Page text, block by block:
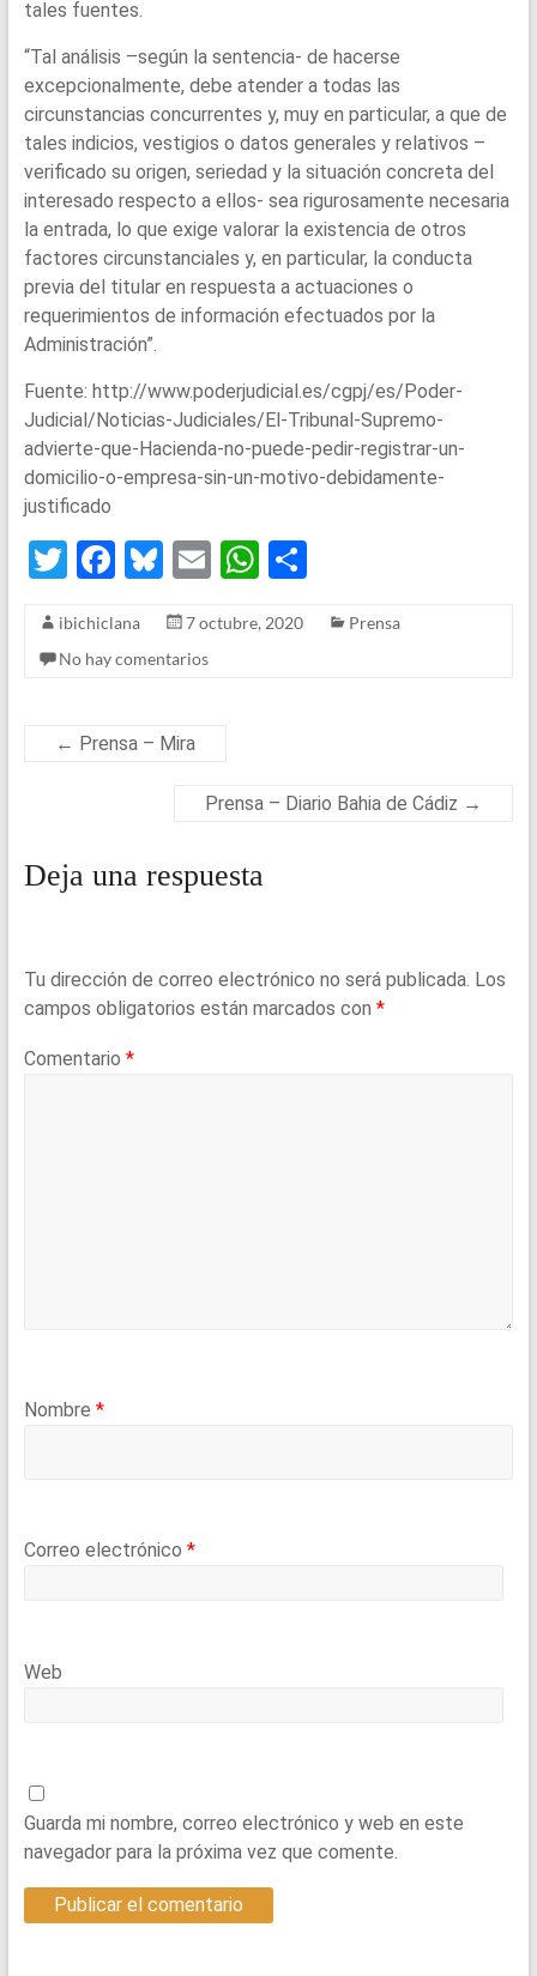
tales fuentes.
“Tal análisis –según la sentencia- de hacerse
excepcionalmente, debe atender a todas las
circunstancias concurrentes y, muy en particular, a que de
tales indicios, vestigios o datos generales y relativos –
verificado su origen, seriedad y la situación concreta del
interesado respecto a ellos- sea rigurosamente necesaria
la entrada, lo que exige valorar la existencia de otros
factores circunstanciales y, en particular, la conducta
previa del titular en respuesta a actuaciones o
requerimientos de información efectuados por la
Administración”.
Fuente: http://www.poderjudicial.es/cgpj/es/Poder-
Judicial/Noticias-Judiciales/El-Tribunal-Supremo-
advierte-que-Hacienda-no-puede-pedir-registrar-un-
domicilio-o-empresa-sin-un-motivo-debidamente-
justificado
T
tt
er
F
ce
b
o
Bl
es
ky
E
ail
W
at
p
S
ar
ibichiclana 7 octubre, 2020
Prensa
No hay comentarios
← Prensa – Mira
Prensa – Diario Bahia de Cádiz →
Deja una respuesta
Tu dirección de correo electrónico no será publicada. Los
campos obligatorios están marcados con *
Comentario *
Nombre *
Correo electrónico *
Web
Guarda mi nombre, correo electrónico y web en este
navegador para la próxima vez que comente.